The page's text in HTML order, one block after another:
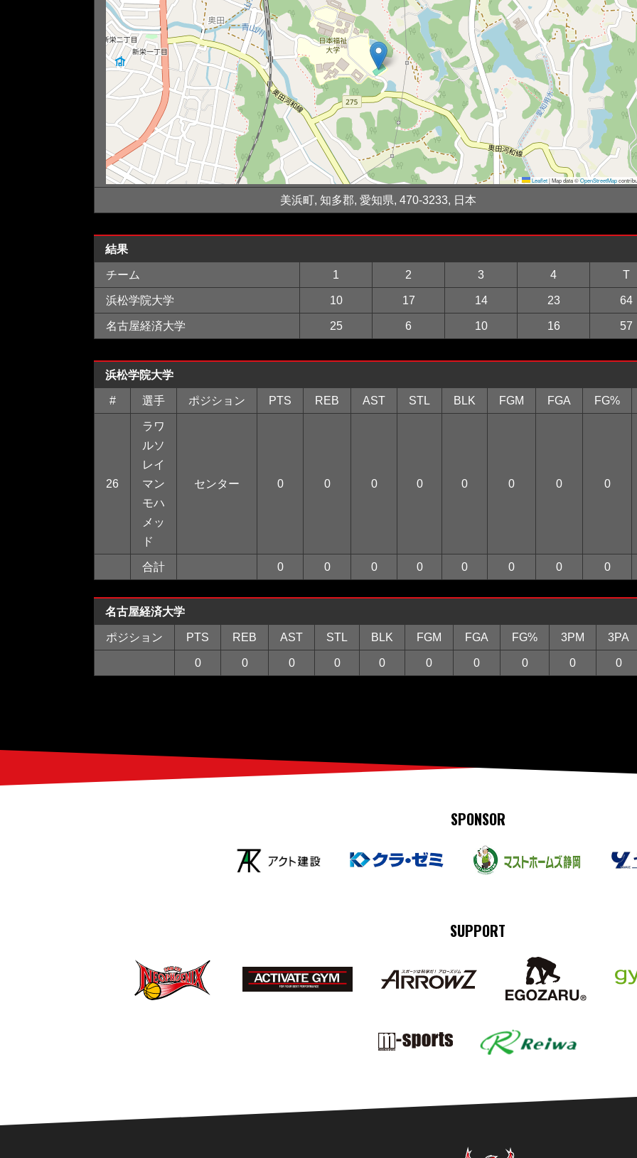
Leaflet|Map data ©OpenStreetMap
美浜町, 知多郡, 愛知県, 470-3233, 日本
結果
チーム 1 2 3 4 T
浜松学院大学 10 17 14 23 64
名古屋経済大学 25 6 10 16 57
浜松学院大学
# 選手 ポジション PTS REB AST STL BLK FGM FGA FG%
26
ラワ
ルソ
レイ
マン
モハ
メッ
ド
センター 0 0 0 0 0 0 0 0
合計 0 0 0 0 0 0 0 0
名古屋経済大学
ポジション PTS REB AST STL BLK FGM FGA FG% 3PM 3PA
0 0 0 0 0 0 0 0 0 0
SPONSOR
SUPPORT